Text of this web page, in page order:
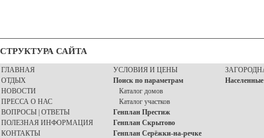
СТРУКТУРА САЙТА
ГЛАВНАЯ
ОТДЫХ
НОВОСТИ
ПРЕССА О НАС
ВОПРОСЫ | ОТВЕТЫ
ПОЛЕЗНАЯ ИНФОРМАЦИЯ
КОНТАКТЫ
УСЛОВИЯ И ЦЕНЫ
Поиск по параметрам
Каталог домов
Каталог участков
Генплан Престиж
Генплан Скрытово
Генплан Серёжки-на-речке